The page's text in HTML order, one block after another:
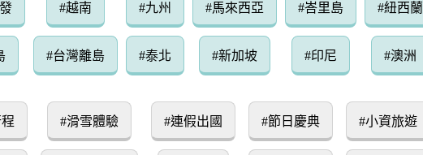
#越南
#台灣離島
#九州
#泰北
#馬來西亞
#新加坡
#峇里島
#印尼
#紐西蘭
#澳洲
#滑雪體驗 #連假出國 #節日慶典 #小資旅遊